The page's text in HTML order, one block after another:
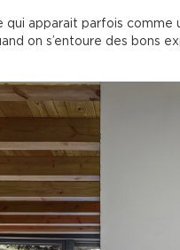
qui apparait parfois comme
on s’entoure des bons